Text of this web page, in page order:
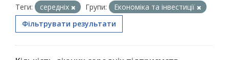
Теги: середніх Групи:
Економіка та інвестиції
Фільтрувати результати